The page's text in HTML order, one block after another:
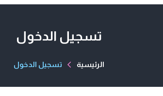
تسجيل الدخول
الرئيسية تسجيل الدخول